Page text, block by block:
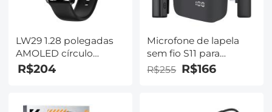
LW29 1.28 polegadas
AMOLED círculo
completo toque
completo relógio
inteligente suporta
R$204
Microfone de lapela
sem fio S11 para
iPhone, microfone sem
fio para iPhone com
R$255 R$166